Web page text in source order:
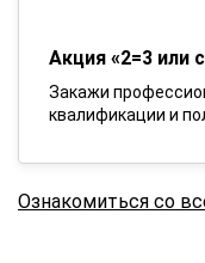
Акция «2=3 или
Закажи
квалификации и
Ознакомиться со